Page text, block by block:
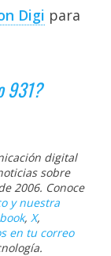
Digi‎ para
931?
digital
sobre
2006. Conoce
y nuestra
, X,
en tu correo